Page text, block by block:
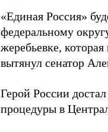
«Единая Россия»
федеральному
жеребьевке,
вытянул сенатор
Герой России
процедуры в